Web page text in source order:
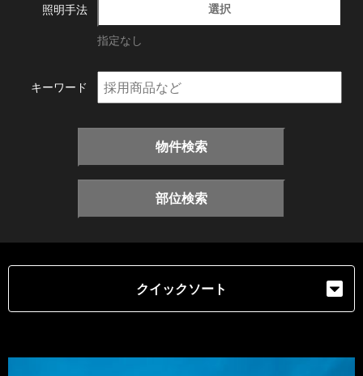
照明手法 選択
指定なし
キーワード
物件検索
部位検索
クイックソート